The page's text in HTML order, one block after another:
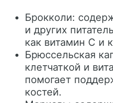
Брокколи:
и других
как витамин С и
Брюссельская
клетчаткой и
помогает
костей.